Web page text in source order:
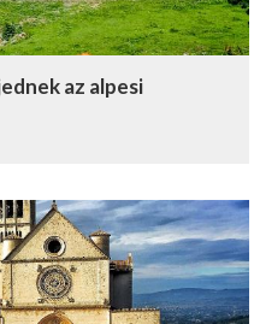
az alpesi